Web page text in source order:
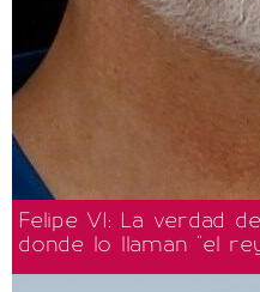
Felipe VI: La verdad
donde lo llaman "el